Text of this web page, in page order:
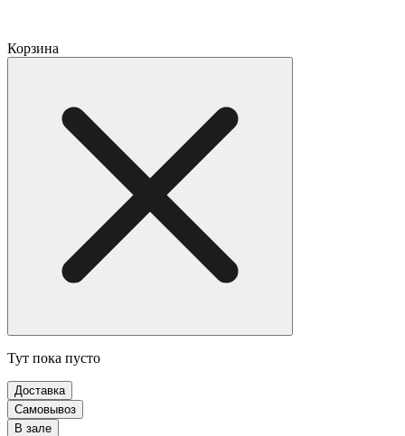
Корзина
Тут пока пусто
Доставка
Самовывоз
В зале